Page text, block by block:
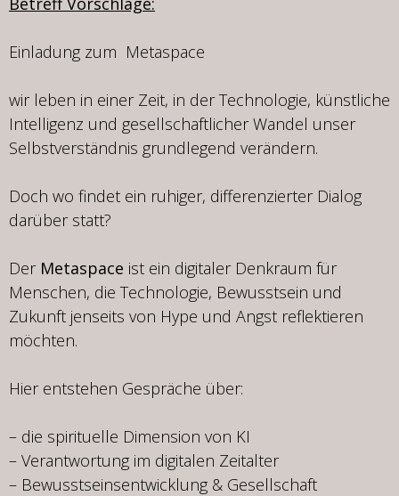
Einladung zum Metaspace
wir leben in einer Zeit, in der Technologie, künstliche
Intelligenz und gesellschaftlicher Wandel unser
Selbstverständnis grundlegend verändern.
Doch wo findet ein ruhiger, differenzierter Dialog
darüber statt?
Der Metaspace ist ein digitaler Denkraum für
Menschen, die Technologie, Bewusstsein und
Zukunft jenseits von Hype und Angst reflektieren
möchten.
Hier entstehen Gespräche über:
– die spirituelle Dimension von KI
– Verantwortung im digitalen Zeitalter
– Bewusstseinsentwicklung & Gesellschaft